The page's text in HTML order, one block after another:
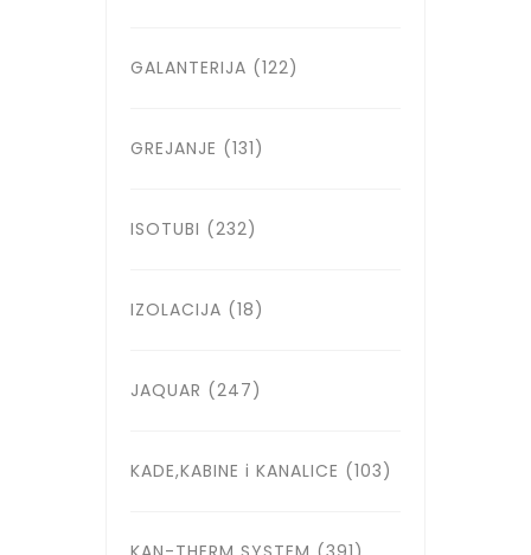
GALANTERIJA (122)
GREJANJE (131)
ISOTUBI (232)
IZOLACIJA (18)
JAQUAR (247)
KADE,KABINE i KANALICE (103)